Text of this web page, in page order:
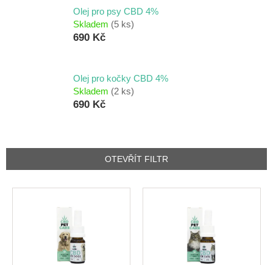
Olej pro psy CBD 4%
Skladem (5 ks)
690 Kč
Olej pro kočky CBD 4%
Skladem (2 ks)
690 Kč
OTEVŘÍT FILTR
V